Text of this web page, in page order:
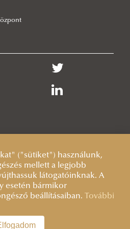
ösztöndíjpályázat!
("sütiket") használunk,
mellett a legjobb
látogatóinknak. A
esetén bármikor
beállításaiban.
További